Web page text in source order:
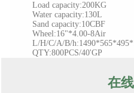
Load capacity:200KG
Water capacity:130L
Sand capacity:10CBF
Wheel:16"*4.00-8Air
L/H/C/A/B/
QTY:800PCS/40'GP
在